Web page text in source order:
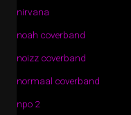
nirvana
noah coverband
noizz coverband
normaal coverband
npo 2